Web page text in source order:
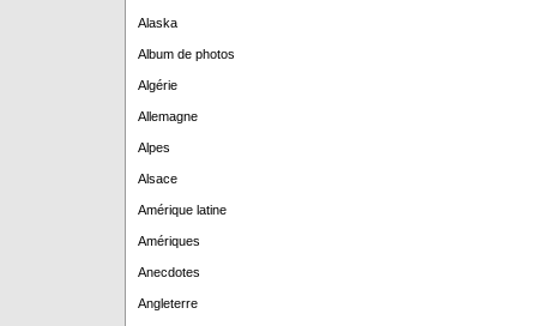
Alaska
Album de photos
Algérie
Allemagne
Alpes
Alsace
Amérique latine
Amériques
Anecdotes
Angleterre